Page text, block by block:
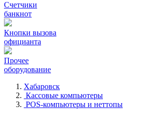
Счетчики
банкнот
Кнопки вызова
официанта
Прочее
оборудование
Хабаровск
Кассовые компьютеры
POS-компьютеры и неттопы